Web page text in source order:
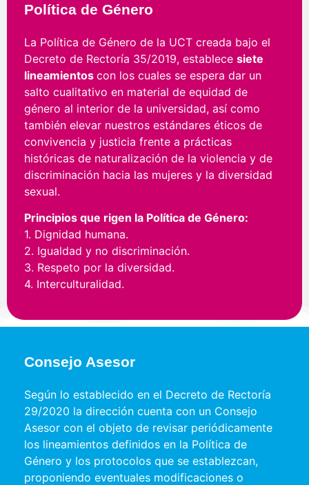
Política de Género
La Política de Género de la UCT creada bajo el
Decreto de Rectoría 35/2019, establece siete
lineamientos con los cuales se espera dar un
salto cualitativo en material de equidad de
género al interior de la universidad, así como
también elevar nuestros estándares éticos de
convivencia y justicia frente a prácticas
históricas de naturalización de la violencia y de
discriminación hacia las mujeres y la diversidad
sexual.
Principios que rigen la Política de Género:
1. Dignidad humana.
2. Igualdad y no discriminación.
3. Respeto por la diversidad.
4. Interculturalidad.
Consejo Asesor
Según lo establecido en el Decreto de Rectoría
29/2020 la dirección cuenta con un Consejo
Asesor con el objeto de revisar periódicamente
los lineamientos definidos en la Política de
Género y los protocolos que se establezcan,
proponiendo eventuales modificaciones o